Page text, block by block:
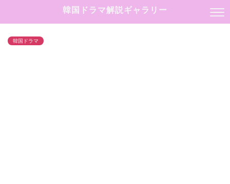
韓国ドラマ解説ギャラリー
韓国ドラマ